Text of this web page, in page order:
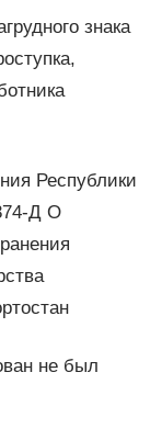
знака
Республики
Д О
не был